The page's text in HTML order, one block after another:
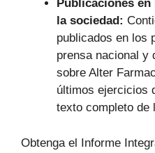
Publicaciones
la sociedad:
publicados en los
prensa nacional y
sobre Alter
últimos ejercicios
texto completo de
Obtenga el Informe